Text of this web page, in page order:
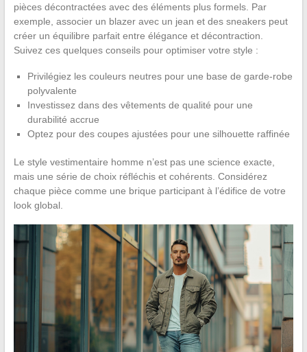
pièces décontractées avec des éléments plus formels. Par
exemple, associer un blazer avec un jean et des sneakers peut
créer un équilibre parfait entre élégance et décontraction.
Suivez ces quelques conseils pour optimiser votre style :
Privilégiez les couleurs neutres pour une base de garde-robe
polyvalente
Investissez dans des vêtements de qualité pour une
durabilité accrue
Optez pour des coupes ajustées pour une silhouette raffinée
Le style vestimentaire homme n’est pas une science exacte,
mais une série de choix réfléchis et cohérents. Considérez
chaque pièce comme une brique participant à l’édifice de votre
look global.